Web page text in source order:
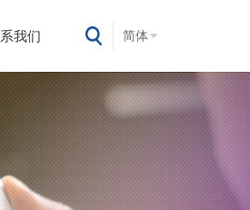
我们 简体